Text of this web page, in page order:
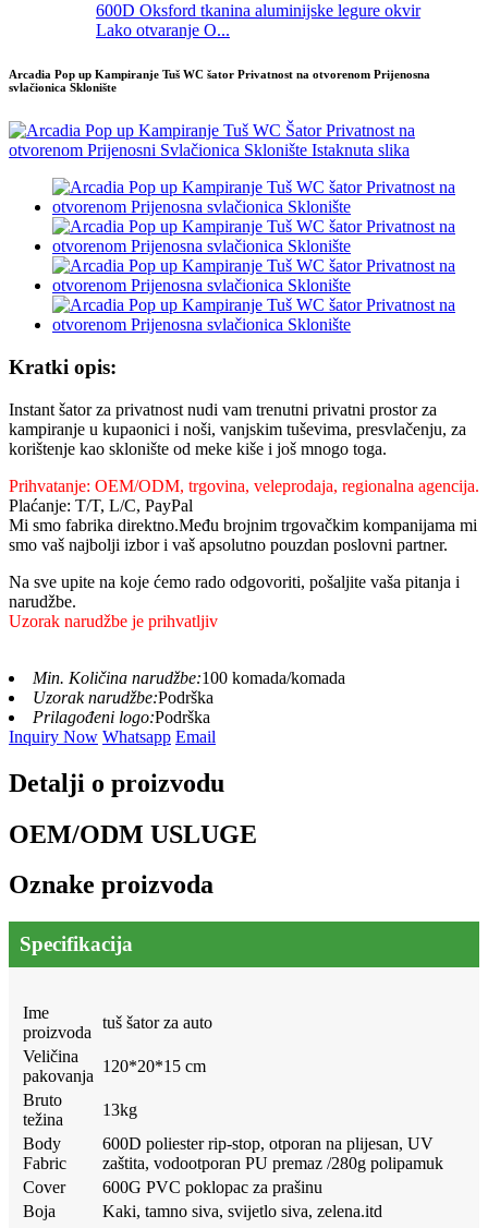
600D Oksford tkanina aluminijske legure okvir
Lako otvaranje O...
Arcadia Pop up Kampiranje Tuš WC šator Privatnost na otvorenom Prijenosna
svlačionica Sklonište
Kratki opis:
Instant šator za privatnost nudi vam trenutni privatni prostor za
kampiranje u kupaonici i noši, vanjskim tuševima, presvlačenju, za
korištenje kao sklonište od meke kiše i još mnogo toga.
Prihvatanje: OEM/ODM, trgovina, veleprodaja, regionalna agencija.
Plaćanje: T/T, L/C, PayPal
Mi smo fabrika direktno.Među brojnim trgovačkim kompanijama mi
smo vaš najbolji izbor i vaš apsolutno pouzdan poslovni partner.
Na sve upite na koje ćemo rado odgovoriti, pošaljite vaša pitanja i
narudžbe.
Uzorak narudžbe je prihvatljiv
Min. Količina narudžbe:100 komada/komada
Uzorak narudžbe:Podrška
Prilagođeni logo:Podrška
Inquiry Now Whatsapp Email
Detalji o proizvodu
OEM/ODM USLUGE
Oznake proizvoda
Specifikacija
Ime
proizvoda
tuš šator za auto
Veličina
pakovanja
120*20*15 cm
Bruto
težina
13kg
Body
Fabric
600D poliester rip-stop, otporan na plijesan, UV
zaštita, vodootporan PU premaz /280g polipamuk
Cover
600G PVC poklopac za prašinu
Boja
Kaki, tamno siva, svijetlo siva, zelena.itd